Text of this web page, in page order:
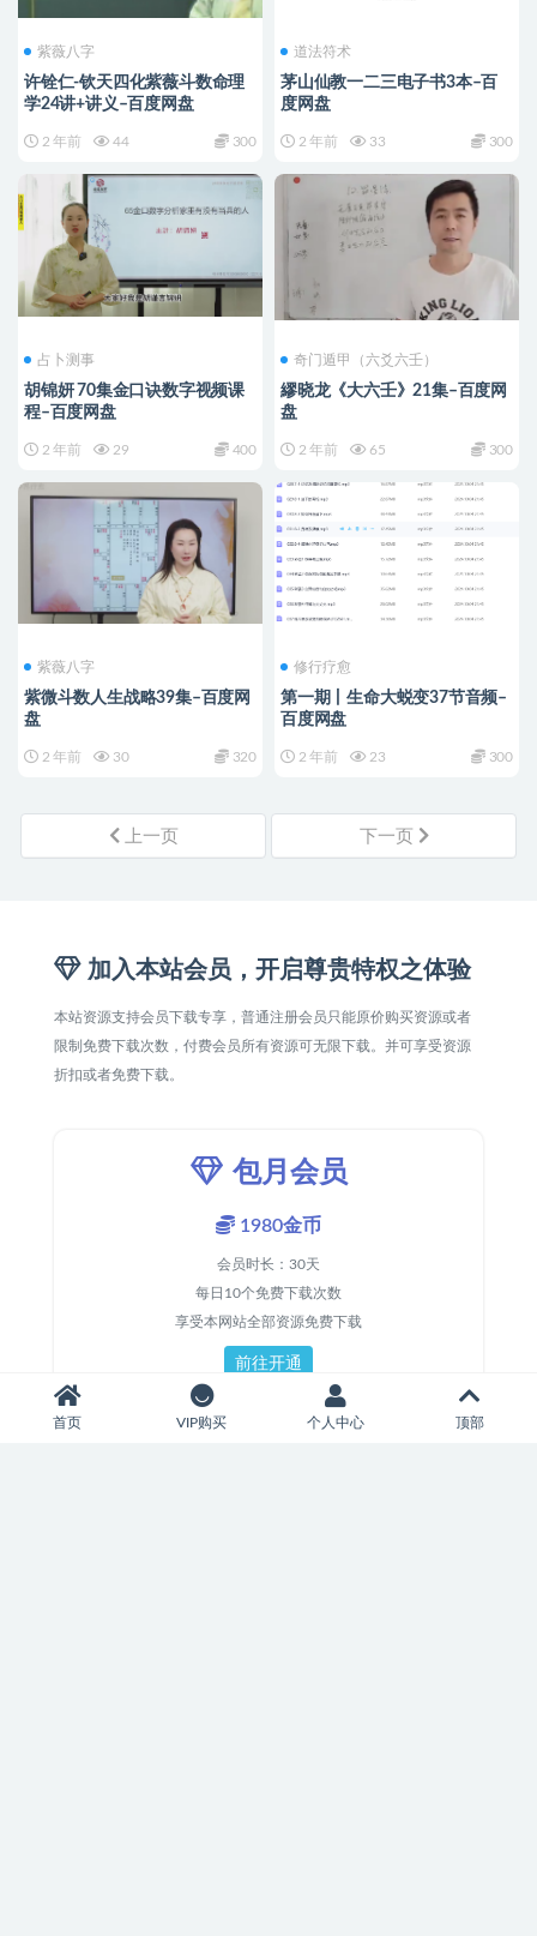
紫薇八字
许铨仁-钦天四化紫薇斗数命理
学24讲+讲义–百度网盘
2 年前 44 300
道法符术
茅山仙教一二三电子书3本–百
度网盘
2 年前 33 300
占卜测事
胡锦妍 70集金口诀数字视频课
程–百度网盘
2 年前 29 400
奇门遁甲（六爻六壬）
繆晓龙《大六壬》21集–百度网
盘
2 年前 65 300
紫薇八字
紫微斗数人生战略39集–百度网
盘
2 年前 30 320
修行疗愈
第一期丨生命大蜕变37节音频–
百度网盘
2 年前 23 300
上一页 下一页
加入本站会员，开启尊贵特权之体验
本站资源支持会员下载专享，普通注册会员只能原价购买资源或者
限制免费下载次数，付费会员所有资源可无限下载。并可享受资源
折扣或者免费下载。
包月会员
1980金币
会员时长：30天
每日10个免费下载次数
享受本网站全部资源免费下载
前往开通
首页 VIP购买 个人中心 顶部